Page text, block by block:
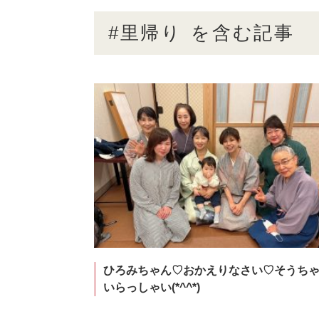
#里帰り を含む記事
ひろみちゃん♡おかえりなさい♡そうち
いらっしゃい(*^^*)